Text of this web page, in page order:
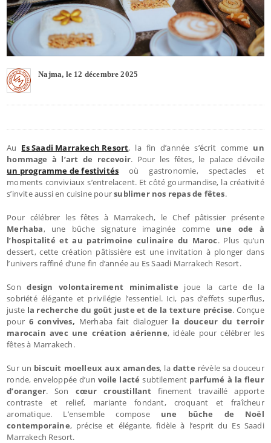
Najma, le 12 décembre 2025
Au Es Saadi Marrakech Resort, la fin d’année s’écrit comme un
hommage à l’art de recevoir. Pour les fêtes, le palace dévoile
un programme de festivités où gastronomie, spectacles et
moments conviviaux s’entrelacent. Et côté gourmandise, la créativité
s’invite aussi en cuisine poursublimer nos repas de fêtes.
Pour célébrer les fêtes à Marrakech, le Chef pâtissier présente
Merhaba, une bûche signature imaginée comme une ode à
l’hospitalité et au patrimoine culinaire du Maroc. Plus qu’un
dessert, cette création pâtissière est une invitation à plonger dans
l’univers raffiné d’une fin d’année au Es Saadi Marrakech Resort.
Sondesign volontairement minimaliste joue la carte de la
sobriété élégante et privilégie l’essentiel. Ici, pas d’effets superflus,
juste la recherche du goût juste et de la texture précise. Conçue
pour 6 convives, Merhaba fait dialoguer la douceur du terroir
marocain avec une création aérienne, idéale pour célébrer les
fêtes à Marrakech.
Sur un biscuit moelleux aux amandes, la datte révèle sa douceur
ronde, enveloppée d’un voile lacté subtilement parfumé à la fleur
d’oranger. Son cœur croustillant finement travaillé apporte
contraste et relief, mariante fondant, croquant et fraîcheur
aromatique. L’ensemble compose une bûche de Noël
contemporaine, précise et élégante, fidèle à l’esprit du Es Saadi
Marrakech Resort.